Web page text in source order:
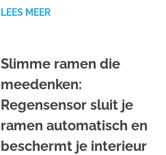
LEES MEER
Slimme ramen die
meedenken:
Regensensor sluit je
ramen automatisch en
beschermt je interieur